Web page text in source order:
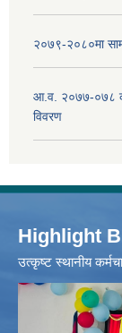
२०७९-२०८०मा
आ.व. २०७७-०७८ को
विवरण
Highlight
उत्‍कृष्ट स्थानीय